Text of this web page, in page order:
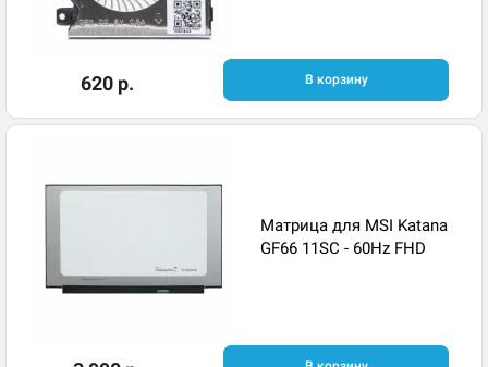
620 р. В корзину
Матрица для MSI Katana
GF66 11SC - 60Hz FHD